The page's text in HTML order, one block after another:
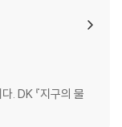
니는 세포 132 / 털
138 / 수축하는 근
헤엄치개 152 / 매
/ 마디가 있는 다리 1
/ 곤충의 날개 164
. DK 『지구의 물